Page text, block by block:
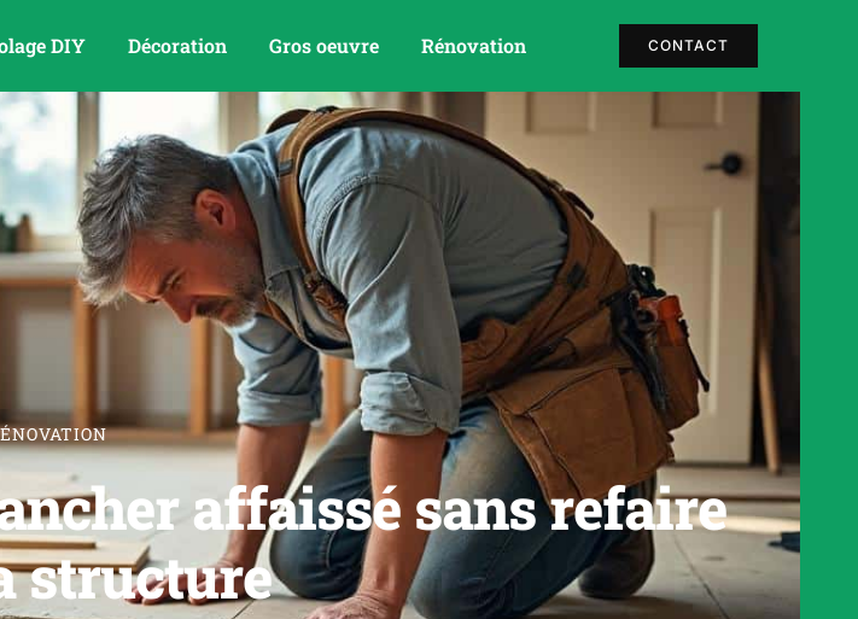
DIY Décoration Gros oeuvre Rénovation CONTACT
affaissé sans refaire
structure